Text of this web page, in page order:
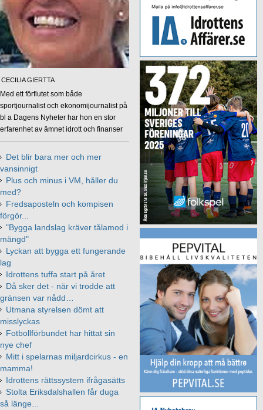
CECILIA GIERTTA
Med ett förflutet som både
sportjournalist och ekonomijournalist på
bl a Dagens Nyheter har hon en stor
erfarenhet av ämnet idrott och finanser
Det blir bara mer och mer
vansinnigt
Plus och minus i VM, håller du
med?
Fredsaposteln och kompisen
förgör...
"Bygga landslag kräver tålamod i
mängd"
Lyckan att bygga ett fungerande
lag
Idrottens tuffa start på året
Då sker det - när vi trodde att
gränsen var nådd…
Utmana styrelsen dömt att
misslyckas
Fotbollförbundet har hittat sin
nye chef
Mitt i spelarnas miljardcirkus - en
mamma!
Idrottens rättssystem ifrågasätts
Stolta Eriksdalshallen får duga
så länge...